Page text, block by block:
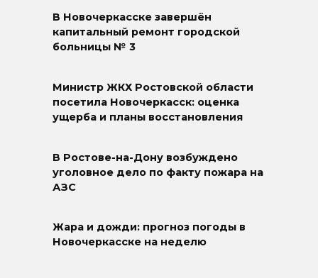
В Новочеркасске завершён
капитальный ремонт городской
больницы № 3
Министр ЖКХ Ростовской области
посетила Новочеркасск: оценка
ущерба и планы восстановления
В Ростове-на-Дону возбуждено
уголовное дело по факту пожара на
АЗС
Жара и дожди: прогноз погоды в
Новочеркасске на неделю